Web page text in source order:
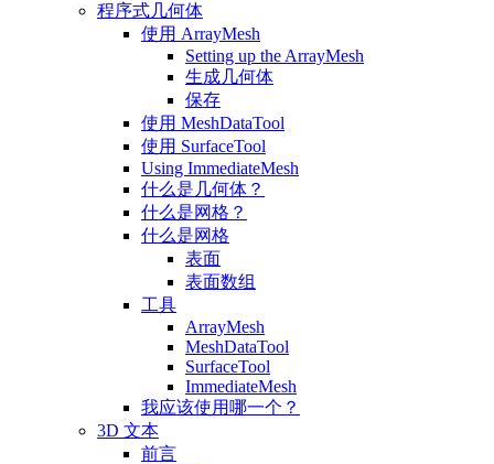
程序式几何体
使用 ArrayMesh
Setting up the ArrayMesh
生成几何体
保存
使用 MeshDataTool
使用 SurfaceTool
Using ImmediateMesh
什么是几何体？
什么是网格？
什么是网格
表面
表面数组
工具
ArrayMesh
MeshDataTool
SurfaceTool
ImmediateMesh
我应该使用哪一个？
3D 文本
前言